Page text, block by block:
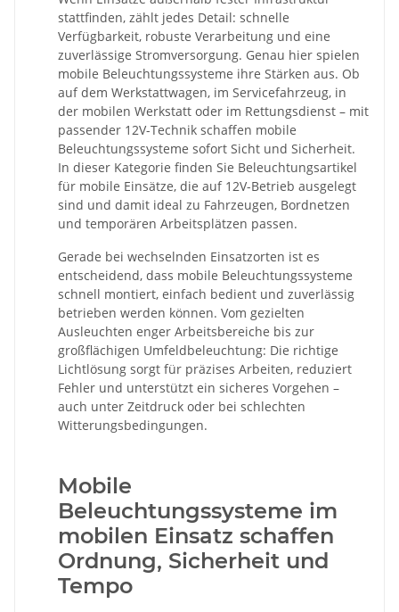
stattfinden, zählt jedes Detail: schnelle
Verfügbarkeit, robuste Verarbeitung und eine
zuverlässige Stromversorgung. Genau hier spielen
mobile Beleuchtungssysteme ihre Stärken aus. Ob
auf dem Werkstattwagen, im Servicefahrzeug, in
der mobilen Werkstatt oder im Rettungsdienst – mit
passender 12V-Technik schaffen mobile
Beleuchtungssysteme sofort Sicht und Sicherheit.
In dieser Kategorie finden Sie Beleuchtungsartikel
für mobile Einsätze, die auf 12V-Betrieb ausgelegt
sind und damit ideal zu Fahrzeugen, Bordnetzen
und temporären Arbeitsplätzen passen.
Gerade bei wechselnden Einsatzorten ist es
entscheidend, dass mobile Beleuchtungssysteme
schnell montiert, einfach bedient und zuverlässig
betrieben werden können. Vom gezielten
Ausleuchten enger Arbeitsbereiche bis zur
großflächigen Umfeldbeleuchtung: Die richtige
Lichtlösung sorgt für präzises Arbeiten, reduziert
Fehler und unterstützt ein sicheres Vorgehen –
auch unter Zeitdruck oder bei schlechten
Witterungsbedingungen.
Mobile
Beleuchtungssysteme im
mobilen Einsatz schaffen
Ordnung, Sicherheit und
Tempo